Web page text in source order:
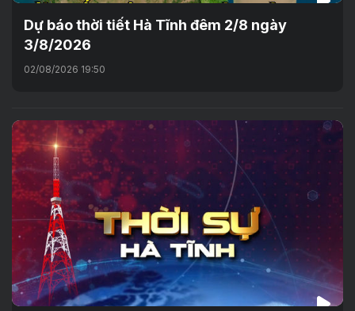
Dự báo thời tiết Hà Tĩnh đêm 2/8 ngày
3/8/2026
02/08/2026 19:50